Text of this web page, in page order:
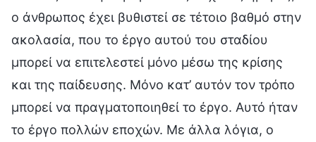
ο άνθρωπος έχει βυθιστεί σε τέτοιο βαθμό στην
ακολασία, που το έργο αυτού του σταδίου
μπορεί να επιτελεστεί μόνο μέσω της κρίσης
και της παίδευσης. Μόνο κατ’ αυτόν τον τρόπο
μπορεί να πραγματοποιηθεί το έργο. Αυτό ήταν
το έργο πολλών εποχών. Με άλλα λόγια, ο